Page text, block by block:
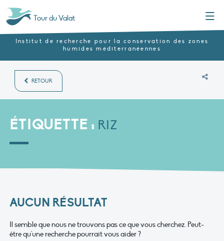
Tour du Valat
Institut de recherche pour la conservation des zones
humides méditerranéennes
RETOUR
ÉTIQUETTE : RIZ
AUCUN RÉSULTAT
Il semble que nous ne trouvons pas ce que vous cherchez. Peut-
être qu'une recherche pourrait vous aider ?